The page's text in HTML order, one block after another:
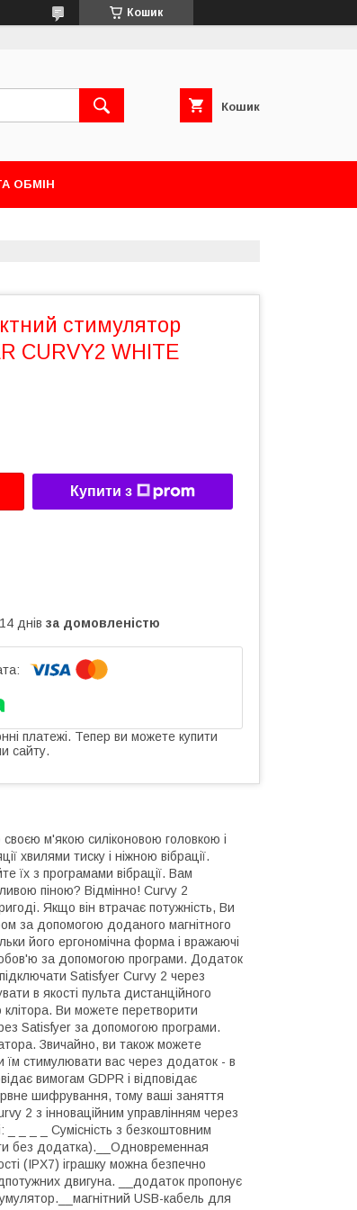
Кошик
Кошик
ОБМІН
стимулятор
CURVY2 WHITE
Купити з
днів за домовленістю
платежі. Тепер ви можете купити
сайту.
м'якою силіконовою головкою і
хвилями тиску і ніжною вібрації.
їх з програмами вібрації. Вам
піною? Відмінно! Curvy 2
Якщо він втрачає потужність, Ви
за допомогою доданого магнітного
його ергономічна форма і вражаючі
за допомогою програми. Додаток
Satisfyer Curvy 2 через
в якості пульта дистанційного
Ви можете перетворити
Satisfyer за допомогою програми.
Звичайно, ви також можете
їм стимулювати вас через додаток - в
вимогам GDPR і відповідає
шифрування, тому ваші заняття
2 з інноваційним управлінням через
_ _ _ Сумісність з безкоштовним
без додатка).__Одновременная
(IPX7) іграшку можна безпечно
двигуна. __додаток пропонує
USB-кабель для